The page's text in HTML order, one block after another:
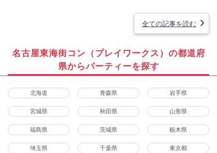
全ての記事を読む
名古屋東海街コン（プレイワークス）の都道府
県からパーティーを探す
北海道 青森県 岩手県
宮城県 秋田県 山形県
福島県 茨城県 栃木県
埼玉県 千葉県 東京都